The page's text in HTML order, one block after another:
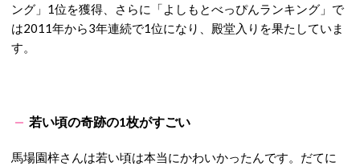
ング」1位を獲得、さらに「よしもとべっぴんランキング」で
は2011年から3年連続で1位になり、殿堂入りを果たしていま
す。
若い頃の奇跡の1枚がすごい
馬場園梓さんは若い頃は本当にかわいかったんです。だてに